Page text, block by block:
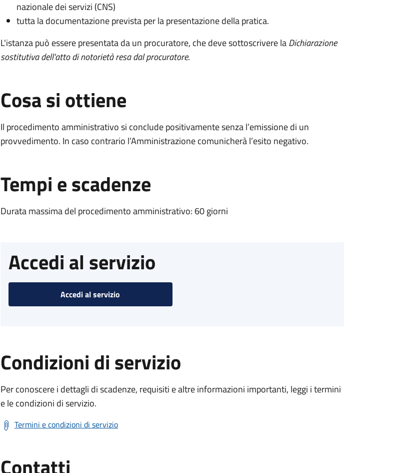
nazionale dei servizi (CNS)
tutta la documentazione prevista per la presentazione della pratica.
L'istanza può essere presentata da un procuratore, che deve sottoscrivere laDichiarazione
sostitutiva dell'atto di notorietà resa dal procuratore.
Cosa si ottiene
Il procedimento amministrativo si conclude positivamente senza l’emissione di un
provvedimento. In caso contrario l’Amministrazione comunicherà l’esito negativo.
Tempi e scadenze
Durata massima del procedimento amministrativo: 60 giorni
Accedi al servizio
Accedi al servizio
Condizioni di servizio
Per conoscere i dettagli di scadenze, requisiti e altre informazioni importanti, leggi i termini
e le condizioni di servizio.
Termini e condizioni di servizio